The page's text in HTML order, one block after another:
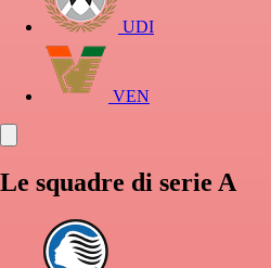
UDI
VEN
Le squadre di serie A